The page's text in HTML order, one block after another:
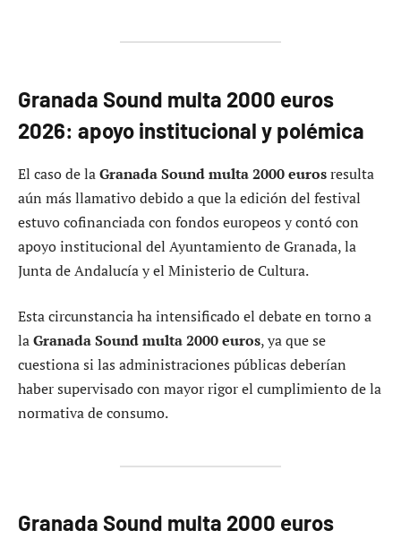
Granada Sound multa 2000 euros
2026: apoyo institucional y polémica
El caso de laGranada Sound multa 2000 eurosresulta
aún más llamativo debido a que la edición del festival
estuvo cofinanciada con fondos europeos y contó con
apoyo institucional del Ayuntamiento de Granada, la
Junta de Andalucía y el Ministerio de Cultura.
Esta circunstancia ha intensificado el debate en torno a
laGranada Sound multa 2000 euros, ya que se
cuestiona si las administraciones públicas deberían
haber supervisado con mayor rigor el cumplimiento de la
normativa de consumo.
Granada Sound multa 2000 euros